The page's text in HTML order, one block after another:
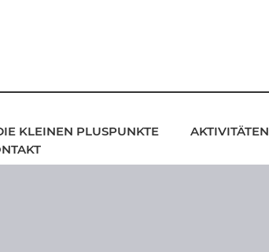
KLEINEN PLUSPUNKTE
AKTIVITÄTEN